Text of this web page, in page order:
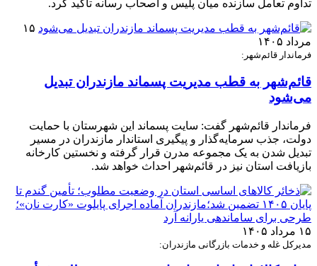
تداوم تعامل سازنده میان پلیس و اصحاب رسانه تأکید کرد.
۱۵
مرداد ۱۴۰۵
فرماندار قائم‌شهر:
قائم‌شهر به قطب مدیریت پسماند مازندران تبدیل
می‌شود
فرماندار قائم‌شهر گفت: سایت پسماند این شهرستان با حمایت
دولت، جذب سرمایه‌گذار و پیگیری استاندار مازندران در مسیر
تبدیل شدن به یک مجموعه مدرن قرار گرفته و نخستین کارخانه
بازیافت استان نیز در قائم‌شهر احداث خواهد شد.
۱۵ مرداد ۱۴۰۵
مدیرکل غله و خدمات بازرگانی مازندران: